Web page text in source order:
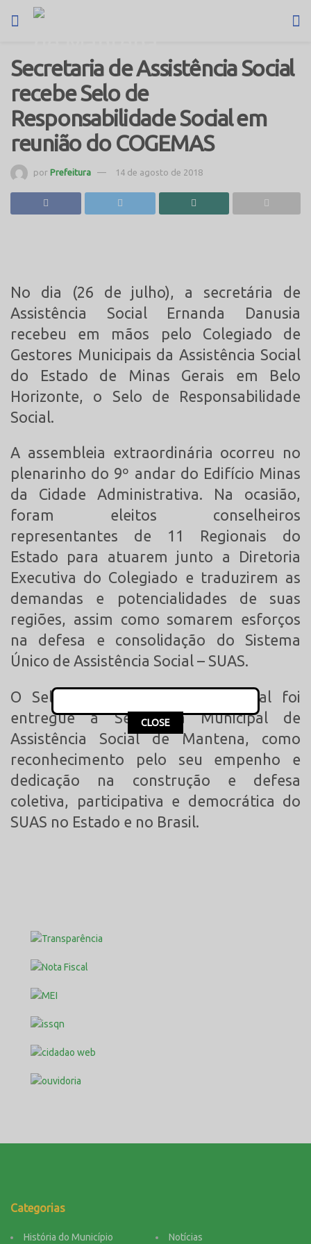
Secretaria de Assistência Social
recebe Selo de
Responsabilidade Social em
reunião do COGEMAS
por Prefeitura 14 de agosto de 2018
No dia (26 de julho), a secretária de
Assistência Social Ernanda Danusia
recebeu em mãos pelo Colegiado de
Gestores Municipais da Assistência Social
do Estado de Minas Gerais em Belo
Horizonte, o Selo de Responsabilidade
Social.
A assembleia extraordinária ocorreu no
plenarinho do 9º andar do Edifício Minas
da Cidade Administrativa. Na ocasião,
foram eleitos conselheiros
representantes de 11 Regionais do
Estado para atuarem junto a Diretoria
Executiva do Colegiado e traduzirem as
demandas e potencialidades de suas
regiões, assim como somarem esforços
na defesa e consolidação do Sistema
Único de Assistência Social – SUAS.
O Selo de Responsabilidade Social foi
entregue a Secretaria Municipal de
Assistência Social de Mantena, como
reconhecimento pelo seu empenho e
dedicação na construção e defesa
coletiva, participativa e democrática do
SUAS no Estado e no Brasil.
Categorias
História do Município Notícias
This popup will close in: 15
CLOSE